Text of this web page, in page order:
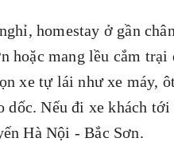
homestay ở gần
hoặc mang lều cắm
xe tự lái như xe máy,
dốc. Nếu đi xe khách
Hà Nội - Bắc Sơn.